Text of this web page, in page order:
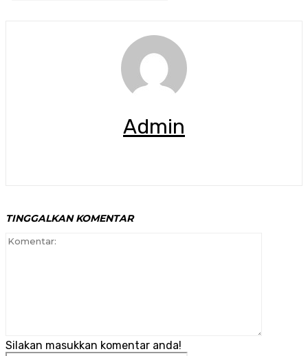
Admin
TINGGALKAN KOMENTAR
Silakan masukkan komentar anda!